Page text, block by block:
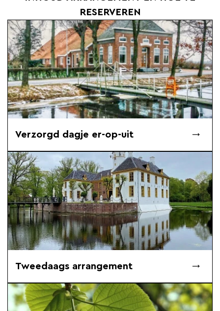
RESERVEREN
Verzorgd dagje er-op-uit
Tweedaags arrangement